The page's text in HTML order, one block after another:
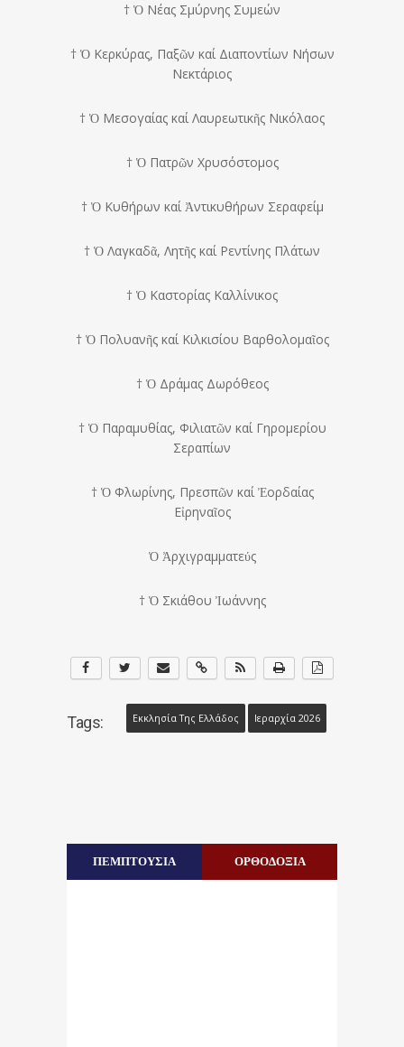
† Ὁ Νέας Σμύρνης Συμεών
† Ὁ Κερκύρας, Παξῶν καί Διαποντίων Νήσων
Νεκτάριος
† Ὁ Μεσογαίας καί Λαυρεωτικῆς Νικόλαος
† Ὁ Πατρῶν Χρυσόστομος
† Ὁ Κυθήρων καί Ἀντικυθήρων Σεραφείμ
† Ὁ Λαγκαδᾶ, Λητῆς καί Ρεντίνης Πλάτων
† Ὁ Καστορίας Καλλίνικος
† Ὁ Πολυανῆς καί Κιλκισίου Βαρθολομαῖος
† Ὁ Δράμας Δωρόθεος
† Ὁ Παραμυθίας, Φιλιατῶν καί Γηρομερίου
Σεραπίων
† Ὁ Φλωρίνης, Πρεσπῶν καί Ἐορδαίας
Εἰρηναῖος
Ὁ Ἀρ­χι­γραμ­μα­τε­ύς
† Ὁ Σκι­ά­θου Ἰ­ω­άν­νης
Tags: Εκκλησία Της Ελλάδος Ιεραρχία 2026
ΠΕΜΠΤΟΥΣΙΑ ΟΡΘΟΔΟΞΙΑ